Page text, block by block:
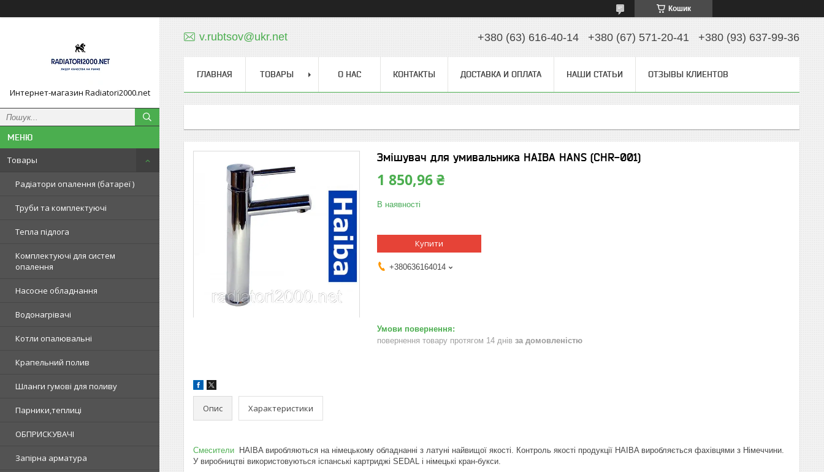
Кошик
Интернет-магазин Radiatori2000.net
Товары
Радіатори опалення (батареї )
Труби та комплектуючі
Тепла підлога
Комплектуючі для систем
опалення
Насосне обладнання
Водонагрівачі
Котли опалювальні
Крапельний полив
Шланги гумові для поливу
Парники,теплиці
ОБПРИСКУВАЧІ
Запірна арматура
v.rubtsov@ukr.net +380 (63) 616-40-14 +380 (67) 571-20-41 +380 (93) 637-99-36
ГЛАВНАЯ ТОВАРЫ О НАС КОНТАКТЫ ДОСТАВКА И ОПЛАТА НАШИ СТАТЬИ ОТЗЫВЫ КЛИЕНТОВ
Змішувач для умивальника HAIBA HANS (CHR-001)
1 850,96 ₴
В наявності
Купити
+380636164014
повернення товару протягом 14 днів за домовленістю
Опис Характеристики
Смесители HAIBA виробляються на німецькому обладнанні з латуні найвищої якості. Контроль якості продукції HAIBA виробляється фахівцями з Німеччини.
У виробництві використовуються іспанські картриджі SEDAL і німецькі кран-букси.